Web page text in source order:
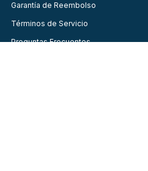
Garantía de Reembolso
Términos de Servicio
Preguntas Frecuentes